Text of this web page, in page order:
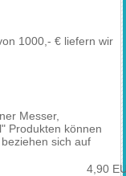
1000,- € liefern wir
Messer,
Produkten können
sich auf
4,90